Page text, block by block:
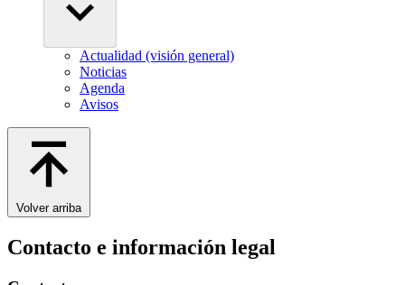
Actualidad (visión general)
Noticias
Agenda
Avisos
Volver arriba
Contacto e información legal